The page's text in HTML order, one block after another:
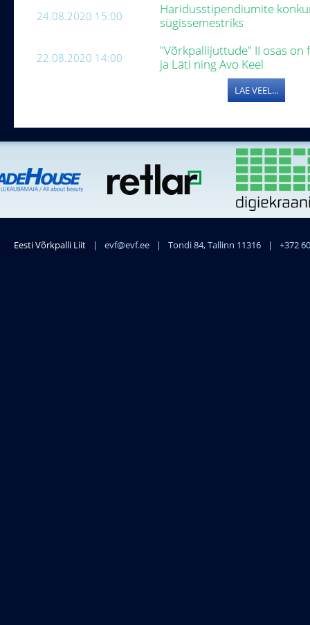
24.08.2020 15:00
Haridusstipendiumite
sügissemestriks
22.08.2020 14:00
"Võrkpallijuttude" II osas on
ja Läti ning Avo Keel
LAE VEEL...
Eesti Võrkpalli Liit | evf@evf.ee | Tondi 84, Tallinn 11316 | +372